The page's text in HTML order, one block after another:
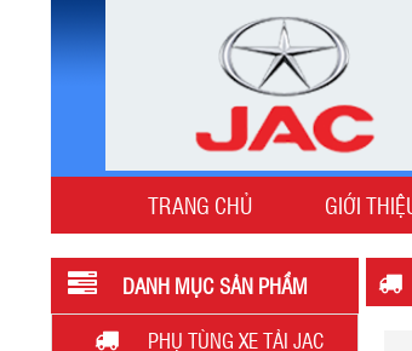
TRANG CHỦ GIỚI
DANH MỤC SẢN PHẨM
PHỤ TÙNG XE TẢI JAC
Mại và Thông Số Kỹ Thuật